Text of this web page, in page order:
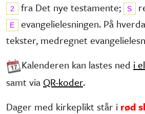
2 fra Det nye testa­mente; S
E
evangelie­lesningen. På
tekster, medregnet
Kalenderen kan lastes ned i
samt via QR-koder.
Dager med kirkeplikt står i rød